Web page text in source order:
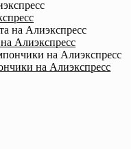
Алиэкспресс
на Алиэкспресс